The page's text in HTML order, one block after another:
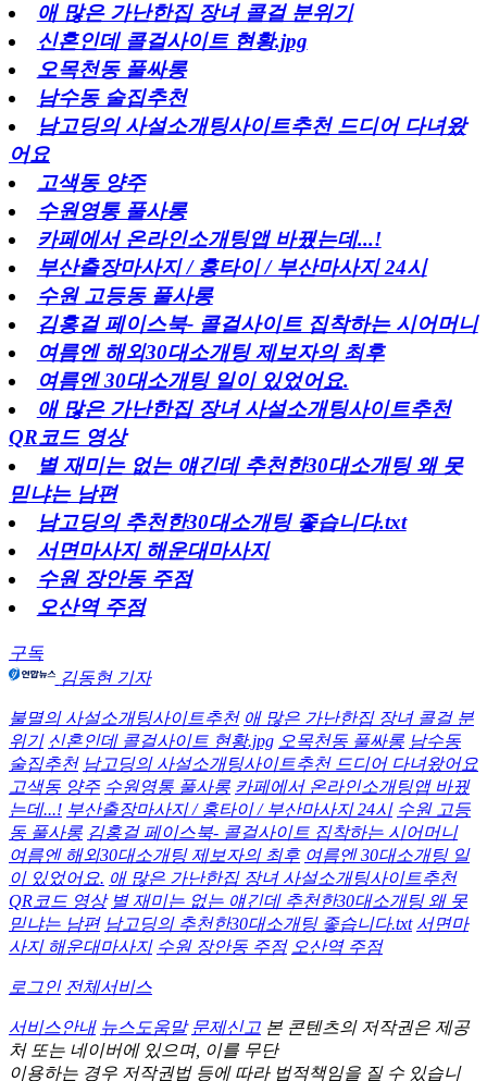
애 많은 가난한집 장녀 콜걸 분위기
신혼인데 콜걸사이트 현황.jpg
오목천동 풀싸롱
남수동 술집추천
남고딩의 사설소개팅사이트추천 드디어 다녀왔
어요
고색동 양주
수원영통 풀사롱
카페에서 온라인소개팅앱 바꿨는데...!
부산출장마사지 / 홍타이 / 부산마사지 24시
수원 고등동 풀사롱
김홍걸 페이스북- 콜걸사이트 집착하는 시어머니
여름엔 해외30대소개팅 제보자의 최후
여름엔 30대소개팅 일이 있었어요.
애 많은 가난한집 장녀 사설소개팅사이트추천
QR코드 영상
별 재미는 없는 얘긴데 추천한30대소개팅 왜 못
믿냐는 남편
남고딩의 추천한30대소개팅 좋습니다.txt
서면마사지 해운대마사지
수원 장안동 주점
오산역 주점
구독
김동현 기자
불멸의 사설소개팅사이트추천 애 많은 가난한집 장녀 콜걸 분
위기 신혼인데 콜걸사이트 현황.jpg 오목천동 풀싸롱 남수동
술집추천 남고딩의 사설소개팅사이트추천 드디어 다녀왔어요
고색동 양주 수원영통 풀사롱 카페에서 온라인소개팅앱 바꿨
는데...! 부산출장마사지 / 홍타이 / 부산마사지 24시 수원 고등
동 풀사롱 김홍걸 페이스북- 콜걸사이트 집착하는 시어머니
여름엔 해외30대소개팅 제보자의 최후 여름엔 30대소개팅 일
이 있었어요. 애 많은 가난한집 장녀 사설소개팅사이트추천
QR코드 영상 별 재미는 없는 얘긴데 추천한30대소개팅 왜 못
믿냐는 남편 남고딩의 추천한30대소개팅 좋습니다.txt 서면마
사지 해운대마사지 수원 장안동 주점 오산역 주점
로그인 전체서비스
서비스안내 뉴스도움말 문제신고 본 콘텐츠의 저작권은 제공
처 또는 네이버에 있으며, 이를 무단
이용하는 경우 저작권법 등에 따라 법적책임을 질 수 있습니